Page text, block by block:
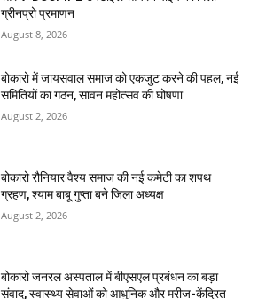
ग्रीनप्रो प्रमाणन
August 8, 2026
बोकारो में जायसवाल समाज को एकजुट करने की पहल, नई
समितियों का गठन, सावन महोत्सव की घोषणा
August 2, 2026
बोकारो रौनियार वैश्य समाज की नई कमेटी का शपथ
ग्रहण, श्याम बाबू गुप्ता बने जिला अध्यक्ष
August 2, 2026
बोकारो जनरल अस्पताल में बीएसएल प्रबंधन का बड़ा
संवाद, स्वास्थ्य सेवाओं को आधुनिक और मरीज-केंद्रित